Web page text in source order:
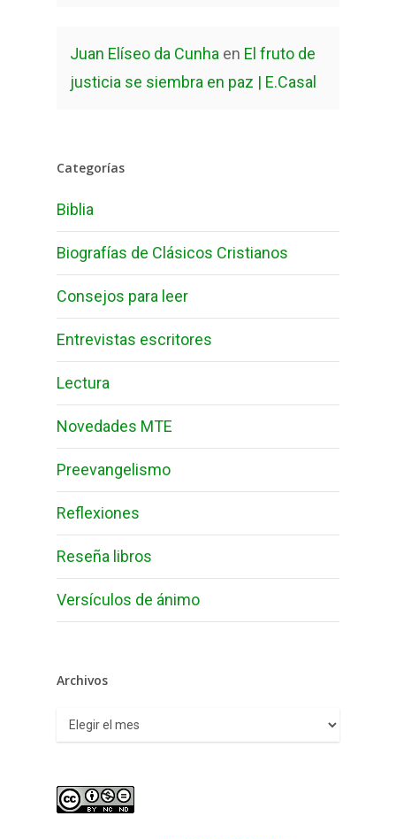
Juan Elíseo da Cunha en El fruto de
justicia se siembra en paz | E.Casal
Categorías
Biblia
Biografías de Clásicos Cristianos
Consejos para leer
Entrevistas escritores
Lectura
Novedades MTE
Preevangelismo
Reflexiones
Reseña libros
Versículos de ánimo
Archivos
Archivos